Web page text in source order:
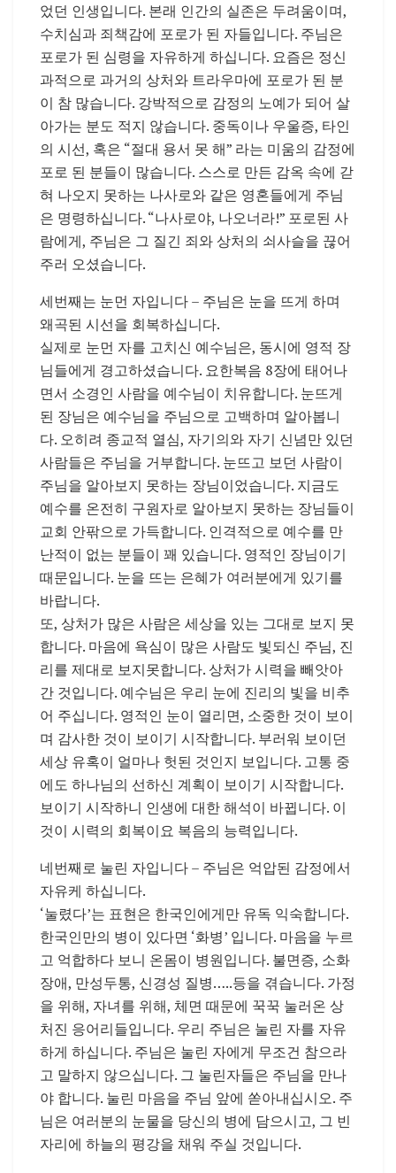
었던 인생입니다. 본래 인간의 실존은 두려움이며,
수치심과 죄책감에 포로가 된 자들입니다. 주님은
포로가 된 심령을 자유하게 하십니다. 요즘은 정신
과적으로 과거의 상처와 트라우마에 포로가 된 분
이 참 많습니다. 강박적으로 감정의 노예가 되어 살
아가는 분도 적지 않습니다. 중독이나 우울증, 타인
의 시선, 혹은 “절대 용서 못 해” 라는 미움의 감정에
포로 된 분들이 많습니다. 스스로 만든 감옥 속에 갇
혀 나오지 못하는 나사로와 같은 영혼들에게 주님
은 명령하십니다. “나사로야, 나오너라!” 포로된 사
람에게, 주님은 그 질긴 죄와 상처의 쇠사슬을 끊어
주러 오셨습니다.
세번째는 눈먼 자입니다 – 주님은 눈을 뜨게 하며
왜곡된 시선을 회복하십니다.
실제로 눈먼 자를 고치신 예수님은, 동시에 영적 장
님들에게 경고하셨습니다. 요한복음 8장에 태어나
면서 소경인 사람을 예수님이 치유합니다. 눈뜨게
된 장님은 예수님을 주님으로 고백하며 알아봅니
다. 오히려 종교적 열심, 자기의와 자기 신념만 있던
사람들은 주님을 거부합니다. 눈뜨고 보던 사람이
주님을 알아보지 못하는 장님이었습니다. 지금도
예수를 온전히 구원자로 알아보지 못하는 장님들이
교회 안팎으로 가득합니다. 인격적으로 예수를 만
난적이 없는 분들이 꽤 있습니다. 영적인 장님이기
때문입니다. 눈을 뜨는 은혜가 여러분에게 있기를
바랍니다.
또, 상처가 많은 사람은 세상을 있는 그대로 보지 못
합니다. 마음에 욕심이 많은 사람도 빛되신 주님, 진
리를 제대로 보지못합니다. 상처가 시력을 빼앗아
간 것입니다. 예수님은 우리 눈에 진리의 빛을 비추
어 주십니다. 영적인 눈이 열리면, 소중한 것이 보이
며 감사한 것이 보이기 시작합니다. 부러워 보이던
세상 유혹이 얼마나 헛된 것인지 보입니다. 고통 중
에도 하나님의 선하신 계획이 보이기 시작합니다.
보이기 시작하니 인생에 대한 해석이 바뀝니다. 이
것이 시력의 회복이요 복음의 능력입니다.
네번째로 눌린 자입니다 – 주님은 억압된 감정에서
자유케 하십니다.
‘눌렸다’는 표현은 한국인에게만 유독 익숙합니다.
한국인만의 병이 있다면 ‘화병’ 입니다. 마음을 누르
고 억합하다 보니 온몸이 병원입니다. 불면증, 소화
장애, 만성두통, 신경성 질병…..등을 겪습니다. 가정
을 위해, 자녀를 위해, 체면 때문에 꾹꾹 눌러온 상
처진 응어리들입니다. 우리 주님은 눌린 자를 자유
하게 하십니다. 주님은 눌린 자에게 무조건 참으라
고 말하지 않으십니다. 그 눌린자들은 주님을 만나
야 합니다. 눌린 마음을 주님 앞에 쏟아내십시오. 주
님은 여러분의 눈물을 당신의 병에 담으시고, 그 빈
자리에 하늘의 평강을 채워 주실 것입니다.